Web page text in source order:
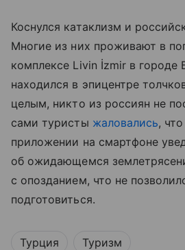
Коснулся катаклизм и
Многие из них проживают в
комплексе Livin İzmir в городе
находился в эпицентре
целым, никто из россиян не
сами туристы жаловались,
приложении на смартфоне
об ожидающемся
с опозданием, что не
подготовиться.
Турция Туризм